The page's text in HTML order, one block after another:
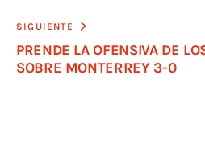
SIGUIENTE
PRENDE LA OFENSIVA DE
SOBRE MONTERREY 3-0